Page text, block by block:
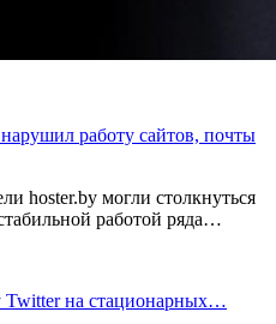
работу сайтов, почты
hoster.by могли столкнуться
работой ряда…
Twitter на стационарных…